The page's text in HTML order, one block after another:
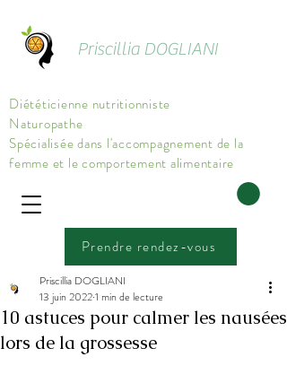
Priscillia DOGLIANI
Prendre rendez-vous
Diététicienne nutritionniste
Naturopathe
Spécialisée dans l'accompagnement de la
femme et le comportement alimentaire
10 astuces pour calmer les nausées
lors de la grossesse
Priscillia DOGLIANI
13 juin 20221 min de lecture